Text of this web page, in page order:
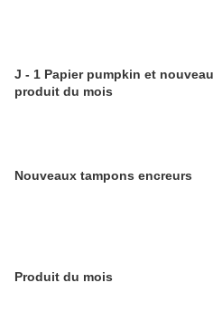
J - 1 Papier pumpkin et nouveau
produit du mois
Nouveaux tampons encreurs
Produit du mois